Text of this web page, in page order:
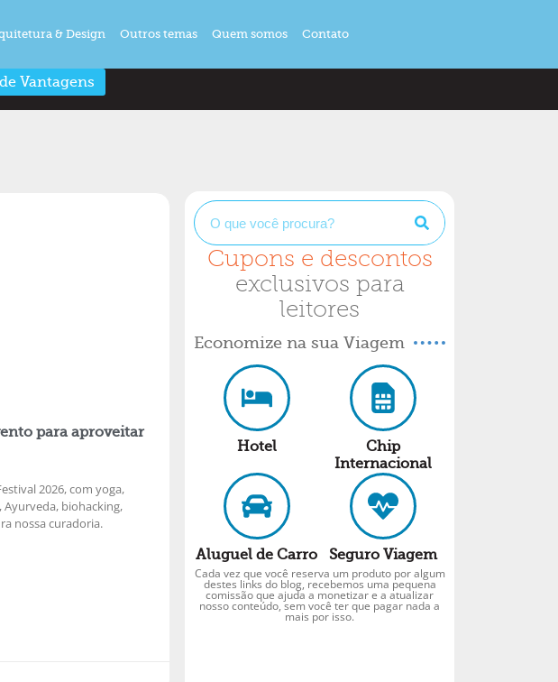
& Design Outros temas Quem somos Contato
Vantagens
para aproveitar
2026, com yoga,
biohacking,
nossa curadoria.
Cupons e descontos
exclusivos para
leitores
Economize na sua Viagem
Hotel
Chip
Internacional
Aluguel de Carro Seguro Viagem
Cada vez que você reserva um produto por algum
destes links do blog, recebemos uma pequena
comissão que ajuda a monetizar e a atualizar
nosso conteúdo, sem você ter que pagar nada a
mais por isso.